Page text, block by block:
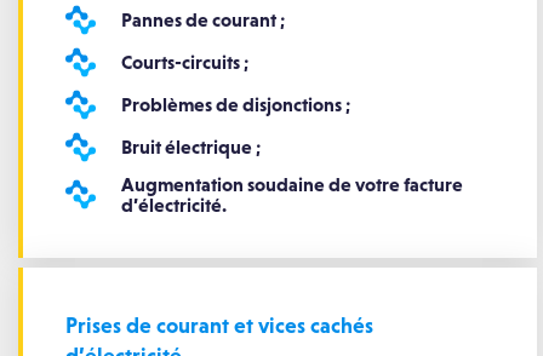
Pannes de courant ;
Courts-circuits ;
Problèmes de disjonctions ;
Bruit électrique ;
Augmentation soudaine de votre facture
d’électricité.
Prises de courant et vices cachés